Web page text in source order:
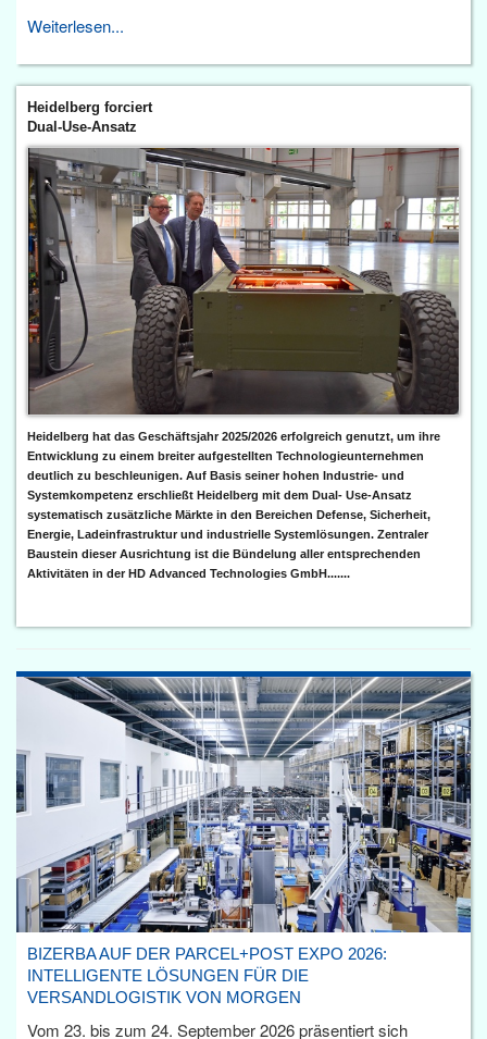
Weiterlesen...
Heidelberg forciert
Dual-Use-Ansatz
Heidelberg hat das Geschäftsjahr 2025/2026 erfolgreich genutzt, um ihre
Entwicklung zu einem breiter aufgestellten Technologieunternehmen
deutlich zu beschleunigen. Auf Basis seiner hohen Industrie- und
Systemkompetenz erschließt Heidelberg mit dem Dual- Use-Ansatz
systematisch zusätzliche Märkte in den Bereichen Defense, Sicherheit,
Energie, Ladeinfrastruktur und industrielle Systemlösungen. Zentraler
Baustein dieser Ausrichtung ist die Bündelung aller entsprechenden
Aktivitäten in der HD Advanced Technologies GmbH.......
BIZERBA AUF DER PARCEL+POST EXPO 2026:
INTELLIGENTE LÖSUNGEN FÜR DIE
VERSANDLOGISTIK VON MORGEN
Vom 23. bis zum 24. September 2026 präsentiert sich